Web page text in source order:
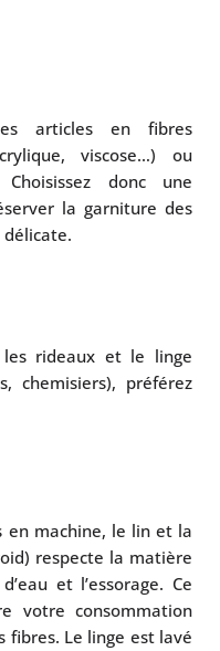
articles en fibres
viscose…) ou
donc une
la garniture des
rideaux et le linge
chemisiers), préférez
en machine, le lin et la
respecte la matière
et l’essorage. Ce
votre consommation
fibres. Le linge est lavé